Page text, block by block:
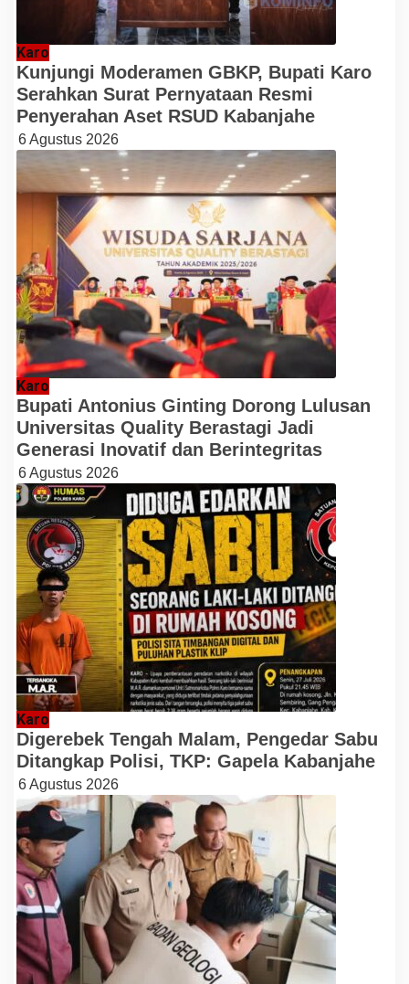
Karo
Kunjungi Moderamen GBKP, Bupati Karo
Serahkan Surat Pernyataan Resmi
Penyerahan Aset RSUD Kabanjahe
6 Agustus 2026
Karo
Bupati Antonius Ginting Dorong Lulusan
Universitas Quality Berastagi Jadi
Generasi Inovatif dan Berintegritas
6 Agustus 2026
Karo
Digerebek Tengah Malam, Pengedar Sabu
Ditangkap Polisi, TKP: Gapela Kabanjahe
6 Agustus 2026